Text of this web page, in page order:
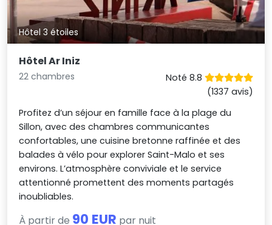
Hôtel 3 étoiles
Hôtel Ar Iniz
22 chambres
Noté 8.8
(1337 avis)
Profitez d’un séjour en famille face à la plage du
Sillon, avec des chambres communicantes
confortables, une cuisine bretonne raffinée et des
balades à vélo pour explorer Saint-Malo et ses
environs. L’atmosphère conviviale et le service
attentionné promettent des moments partagés
inoubliables.
À partir de 90 EUR par nuit